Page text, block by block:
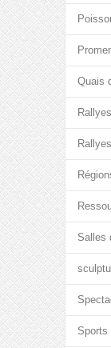
Quais
Salles
Sports